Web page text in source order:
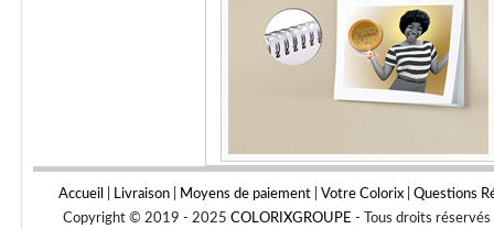
Accueil Livraison Moyens de paiement Votre Colorix
Questions
Copyright © 2019 - 2025 COLORIXGROUPE - Tous droits